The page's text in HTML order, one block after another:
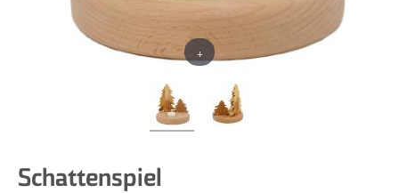
+
Schattenspiel